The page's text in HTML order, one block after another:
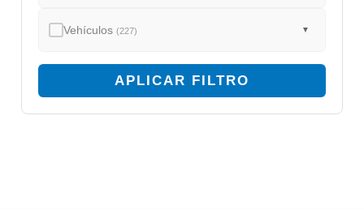
Vehículos(227) ▼
APLICAR FILTRO